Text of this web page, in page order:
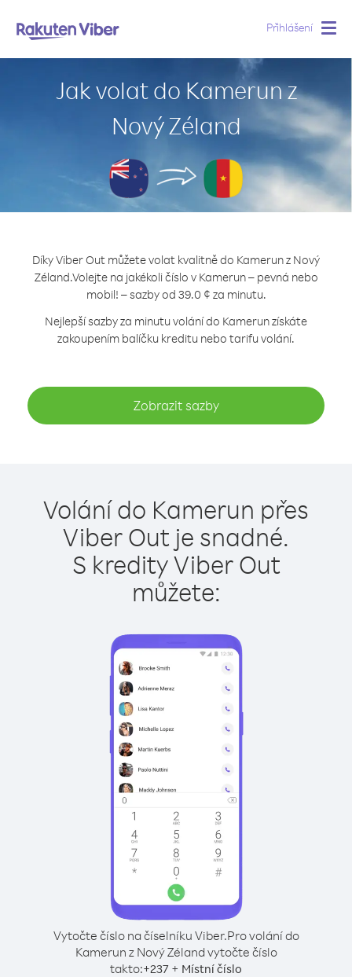
Přihlášení
Jak volat do Kamerun z
Nový Zéland
Díky Viber Out můžete volat kvalitně do Kamerun z Nový
Zéland.Volejte na jakékoli číslo v Kamerun – pevná nebo
mobil! – sazby od 39.0 ¢ za minutu.
Nejlepší sazby za minutu volání do Kamerun získáte
zakoupením balíčku kreditu nebo tarifu volání.
Zobrazit sazby
Volání do Kamerun přes
Viber Out je snadné.
S kredity Viber Out
můžete:
Vytočte číslo na číselníku Viber.Pro volání do
Kamerun z Nový Zéland vytočte číslo
takto:+237 + Místní číslo